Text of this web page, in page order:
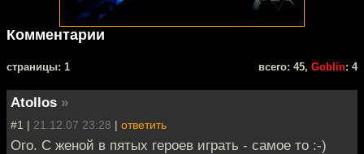
Комментарии
cтраницы: 1 всего: 45, Goblin: 4
Atollos »
#1 | 21.12.07 23:28 | ответить
Ого. С женой в пятых героев играть - самое то :-)